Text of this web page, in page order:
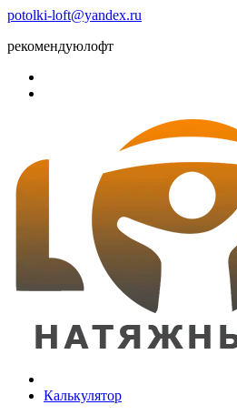
potolki-loft@yandex.ru
рекомендуюлофт
Калькулятор